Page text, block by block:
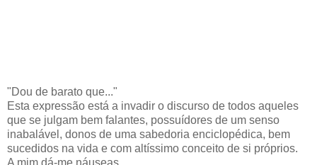
"Dou de barato que..."
Esta expressão está a invadir o discurso de todos aqueles
que se julgam bem falantes, possuídores de um senso
inabalável, donos de uma sabedoria enciclopédica, bem
sucedidos na vida e com altíssimo conceito de si próprios.
A mim dá-me náuseas.